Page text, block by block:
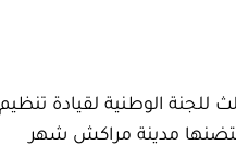
2023 بمراكش، الاجتماع الثالث للجنة الوطنية لقيادة تنظيم
مدينة مراكش شهر